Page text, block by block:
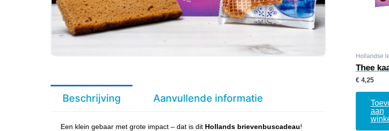
Beschrijving Aanvullende informatie
Een klein gebaar met grote impact – dat is dit Hollands brievenbuscadeau!
Hollandse
Thee
€4,25
aan